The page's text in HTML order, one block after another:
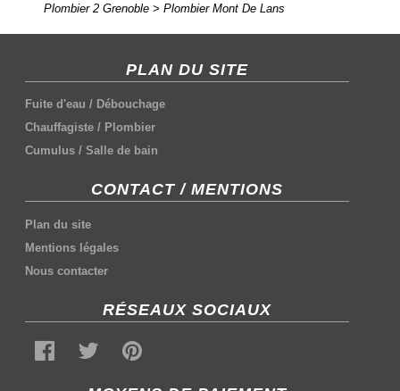
Plombier 2 Grenoble> Plombier Mont De Lans
PLAN DU SITE
Fuite d'eau / Débouchage
Chauffagiste / Plombier
Cumulus /Salle de bain
CONTACT / MENTIONS
Plan du site
Mentions légales
Nous contacter
RÉSEAUX SOCIAUX